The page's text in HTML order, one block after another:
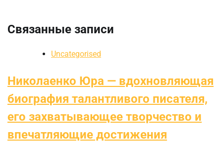
Связанные записи
Uncategorised
Николаенко Юра — вдохновляющая
биография талантливого писателя,
его захватывающее творчество и
впечатляющие достижения